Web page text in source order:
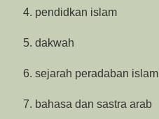
pendidkan islam
dakwah
sejarah peradaban islam
bahasa dan sastra arab